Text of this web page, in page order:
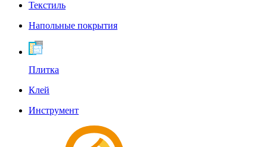
Текстиль
Напольные покрытия
Плитка
Клей
Инструмент